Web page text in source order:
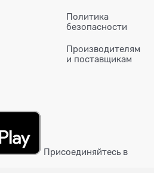
Политика
безопасности
Производителям
и поставщикам
Присоединяйтесь в